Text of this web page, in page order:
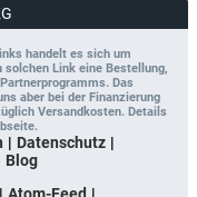
handelt es sich um
Link eine Bestellung,
Das
aber bei der Finanzierung
Versandkosten. Details
Datenschutz
Blog
Atom-Feed